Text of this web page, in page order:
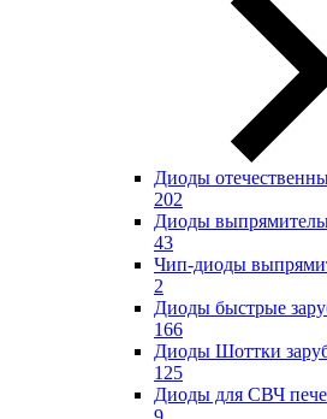
Диоды
202
Диоды
43
Чип-диоды
2
Диоды быстрые
166
Диоды Шоттки
125
Диоды для СВЧ